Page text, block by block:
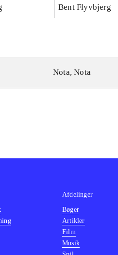
videnskab. Bind 1
Bent Flyvbjerg
Nota, Nota
Afdelinger
Bøger
Artikler
Film
Musik